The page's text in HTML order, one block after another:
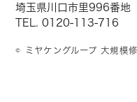
お客様から集めた個
ます。
ため
埼玉県川口市里996番地
TEL. 0120-113-716
© ミヤケングループ 大規